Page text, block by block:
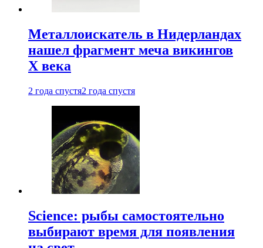
Металлоискатель в Нидерландах
нашел фрагмент меча викингов
X века
2 года спустя2 года спустя
Science: рыбы самостоятельно
выбирают время для появления